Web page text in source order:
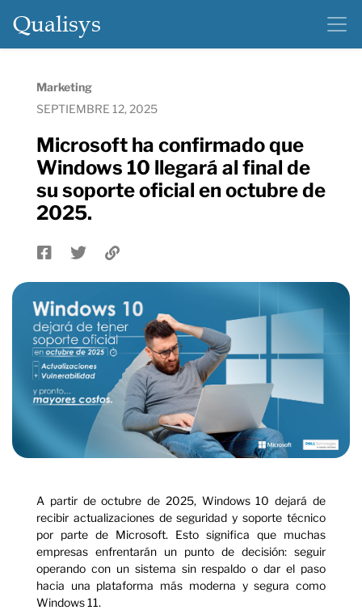
Qualisys
Marketing
SEPTIEMBRE 12, 2025
Microsoft ha confirmado que
Windows 10 llegará al final de
su soporte oficial en octubre de
2025.
A partir de octubre de 2025, Windows 10 dejará de
recibir actualizaciones de seguridad y soporte técnico
por parte de Microsoft. Esto significa que muchas
empresas enfrentarán un punto de decisión: seguir
operando con un sistema sin respaldo o dar el paso
hacia una plataforma más moderna y segura como
Windows 11.